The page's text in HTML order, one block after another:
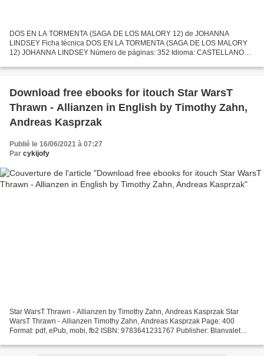
DOS EN LA TORMENTA (SAGA DE LOS MALORY 12) de JOHANNA
LINDSEY Ficha técnica DOS EN LA TORMENTA (SAGA DE LOS MALORY
12) JOHANNA LINDSEY Número de páginas: 352 Idioma: CASTELLANO
BOLSILLO...
Download free ebooks for itouch Star WarsT
Thrawn - Allianzen in English by Timothy Zahn,
Andreas Kasprzak
Publié le 16/06/2021 à 07:27
Par cykijofy
Star WarsT Thrawn - Allianzen by Timothy Zahn, Andreas Kasprzak Star
WarsT Thrawn - Allianzen Timothy Zahn, Andreas Kasprzak Page: 400
Format: pdf, ePub, mobi, fb2 ISBN: 9783641231767 Publisher: Blanvalet